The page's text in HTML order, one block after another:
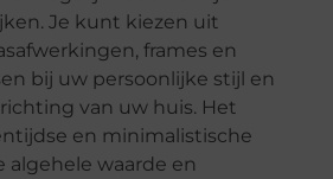
Je kunt kiezen uit
frames en
bij uw persoonlijke stijl en
van uw huis. Het
en minimalistische
algehele waarde en